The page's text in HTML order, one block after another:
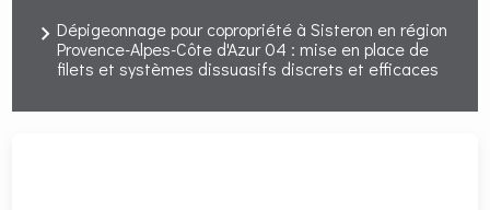
Dépigeonnage pour copropriété à Sisteron en région
Provence-Alpes-Côte d'Azur 04 : mise en place de
filets et systèmes dissuasifs discrets et efficaces